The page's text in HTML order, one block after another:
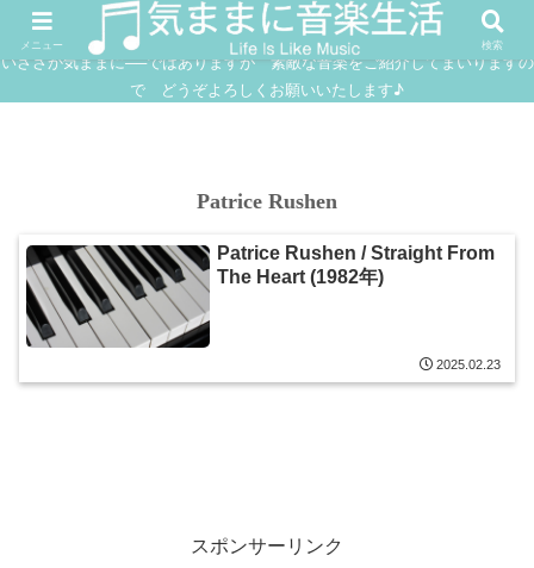
JAZZ SOUNDTRACK
いささか気ままに──ではありますが 素敵な音楽をご紹介してまいりますの
で どうぞよろしくお願いいたします♪
Patrice Rushen
Patrice Rushen / Straight From
The Heart (1982年)
2025.02.23
スポンサーリンク
メニュー 検索